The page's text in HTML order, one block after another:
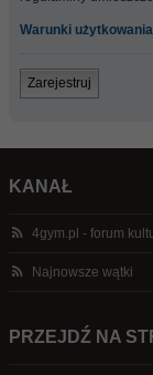
Warunki użytkowania
Zarejestruj
KANAŁ
4gym.pl - forum
Najnowsze wątki
PRZEJDŹ NA